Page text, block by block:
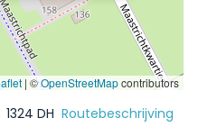
| ©OpenStreetMapcontributors
1324 DH Routebeschrijving